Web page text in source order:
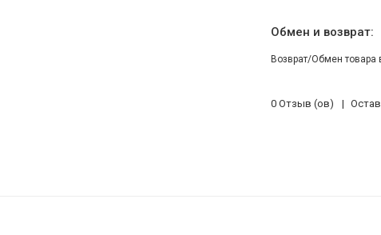
Обмен и возврат:
Возврат/Обмен товара
0 Отзыв (ов)